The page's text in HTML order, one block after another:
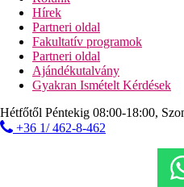
2 hálószobás standard
A szobák konyhasarokkal,
(ingyenes), erkéllyel,
valamint egyénileg
felszereltek. Fürdőszoba
Háromágyas standard
A szobák konyhasarokkal,
(ingyenes), erkéllyel,
valamint egyénileg
felszereltek. Fürdőszoba
Kétágyas Deluxe Stúdió
Hírek
Partneri oldal
Fakultatív programok
Partneri oldal
Ajándékutalvány
Gyakran Ismételt Kérdések
Hétfőtől Péntekig 08:00-18:00,
+36 1/ 462-8-462